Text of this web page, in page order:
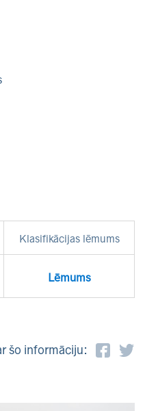
Klasifikācijas lēmums
Lēmums
šo informāciju: